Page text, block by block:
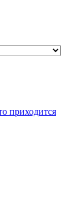
приходится